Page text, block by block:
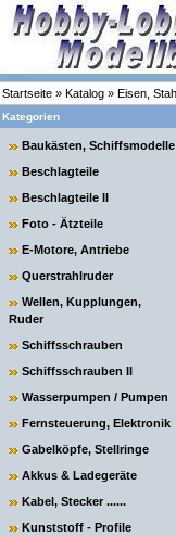
Startseite » Katalog » Eisen,
Kategorien
Baukästen, Schiffsmodelle
Beschlagteile
Beschlagteile II
Foto - Ätzteile
E-Motore, Antriebe
Querstrahlruder
Wellen, Kupplungen,
Ruder
Schiffsschrauben
Schiffsschrauben II
Wasserpumpen / Pumpen
Fernsteuerung, Elektronik
Gabelköpfe, Stellringe
Akkus & Ladegeräte
Kabel, Stecker ......
Kunststoff - Profile